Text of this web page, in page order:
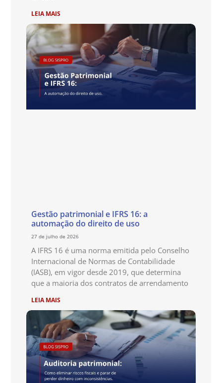
LEIA MAIS
Gestão patrimonial e IFRS 16: a
automação do direito de uso
27 de julho de 2026
A IFRS 16 é uma norma emitida pelo Conselho
Internacional de Normas de Contabilidade
(IASB), em vigor desde 2019, que determina
que a maioria dos contratos de arrendamento
LEIA MAIS